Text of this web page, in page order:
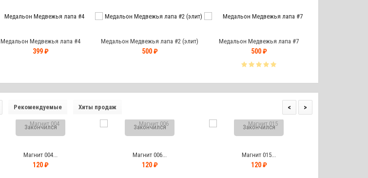
Медальон Медвежья лапа #4
399 ₽
Медальон Медвежья лапа #2 (элит)
500 ₽
Медальон Медвежья лапа #7
500 ₽
Рекомендуемые Хиты продаж
Закончился
Магнит 004...
120 ₽
Закончился
Магнит 006...
120 ₽
Закончился
Магнит 015...
120 ₽
< >